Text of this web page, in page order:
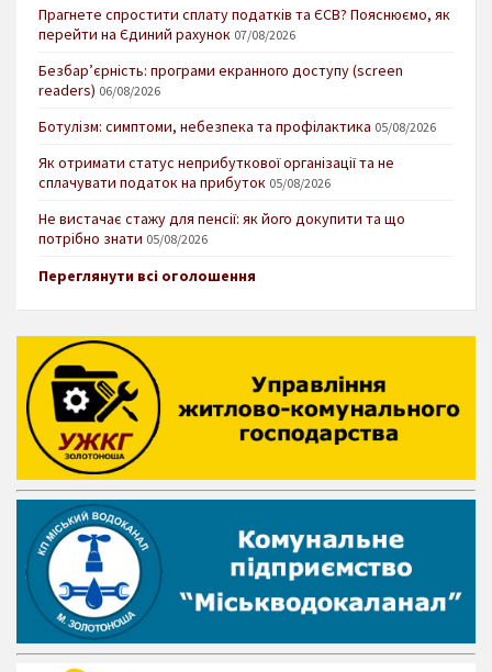
Прагнете спростити сплату податків та ЄСВ? Пояснюємо, як
перейти на Єдиний рахунок 07/08/2026
Безбар’єрність: програми екранного доступу (screen
readers) 06/08/2026
Ботулізм: симптоми, небезпека та профілактика 05/08/2026
Як отримати статус неприбуткової організації та не
сплачувати податок на прибуток 05/08/2026
Не вистачає стажу для пенсії: як його докупити та що
потрібно знати 05/08/2026
Переглянути всі оголошення